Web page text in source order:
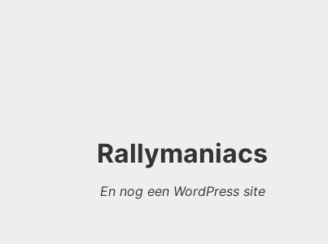
Rallymaniacs
En nog een WordPress site